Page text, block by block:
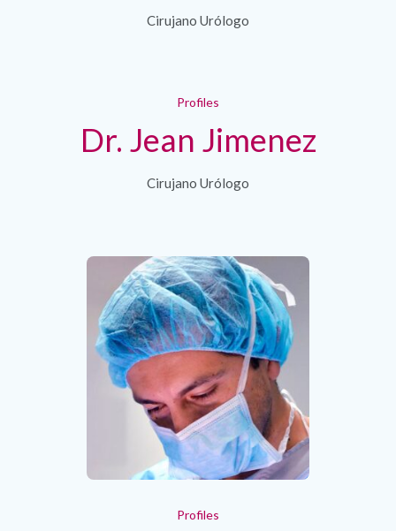
Cirujano Urólogo
Profiles
Dr. Jean Jimenez
Cirujano Urólogo
Profiles